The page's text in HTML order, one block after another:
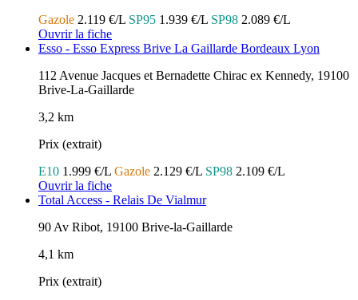
Gazole 2.119 €/L SP95 1.939 €/L SP98 2.089 €/L
Ouvrir la fiche
Esso - Esso Express Brive La Gaillarde Bordeaux Lyon
112 Avenue Jacques et Bernadette Chirac ex Kennedy, 19100
Brive-La-Gaillarde
3,2 km
Prix (extrait)
E10 1.999 €/L Gazole 2.129 €/L SP98 2.109 €/L
Ouvrir la fiche
Total Access - Relais De Vialmur
90 Av Ribot, 19100 Brive-la-Gaillarde
4,1 km
Prix (extrait)